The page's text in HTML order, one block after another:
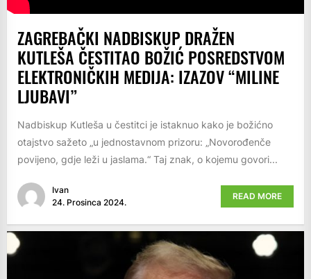
ZAGREBAČKI NADBISKUP DRAŽEN
KUTLEŠA ČESTITAO BOŽIĆ POSREDSTVOM
ELEKTRONIČKIH MEDIJA: IZAZOV “MILINE
LJUBAVI”
Nadbiskup Kutleša u čestitci je istaknuo kako je božićno
otajstvo sažeto „u jednostavnom prizoru: „Novorođenče
povijeno, gdje leži u jaslama.“ Taj znak, o kojemu govori...
Ivan
24. Prosinca 2024.
READ MORE